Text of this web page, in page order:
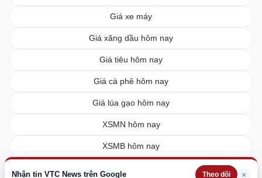
Nhận tin VTC News trên Google Theo dõi ×
Giá xe máy
Giá xăng dầu hôm nay
Giá tiêu hôm nay
Giá cà phê hôm nay
Giá lúa gạo hôm nay
XSMN hôm nay
XSMB hôm nay